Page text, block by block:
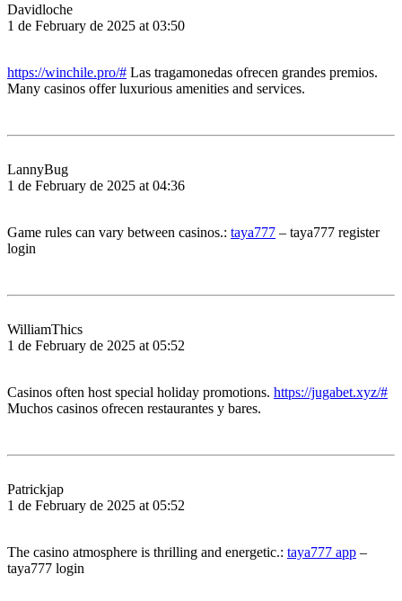
Davidloche
1 de February de 2025 at 03:50
https://winchile.pro/# Las tragamonedas ofrecen grandes premios.
Many casinos offer luxurious amenities and services.
LannyBug
1 de February de 2025 at 04:36
Game rules can vary between casinos.: taya777 – taya777 register
login
WilliamThics
1 de February de 2025 at 05:52
Casinos often host special holiday promotions. https://jugabet.xyz/#
Muchos casinos ofrecen restaurantes y bares.
Patrickjap
1 de February de 2025 at 05:52
The casino atmosphere is thrilling and energetic.: taya777 app –
taya777 login